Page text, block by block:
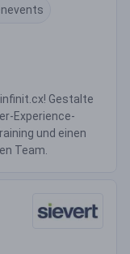
Gestalte
Experience-
und einen
Team.